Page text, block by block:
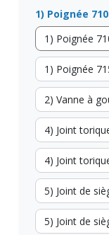
1) Poignée
1) Poignée
1) Poignée
2) Vanne à
4) Joint
4) Joint
5) Joint de
5) Joint de